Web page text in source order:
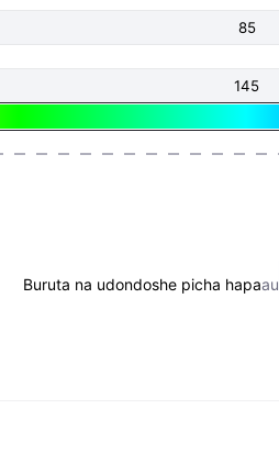
Buruta na udondoshe picha hapaau